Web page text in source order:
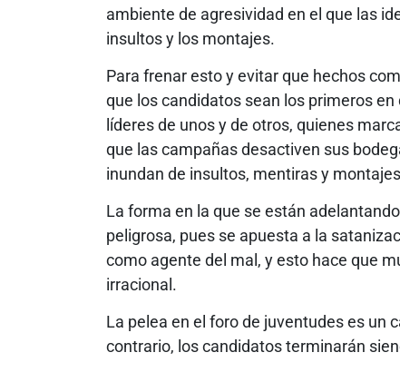
ambiente de agresividad en el que las
insultos y los montajes.
Para frenar esto y evitar que hechos
que los candidatos sean los primeros
líderes de unos y de otros, quienes
que las campañas desactiven sus
inundan de insultos, mentiras y
La forma en la que se están
peligrosa, pues se apuesta a la
como agente del mal, y esto hace que
irracional.
La pelea en el foro de juventudes es un
contrario, los candidatos terminarán